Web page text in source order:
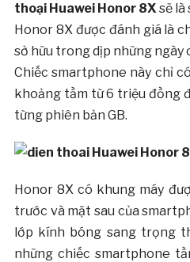
thoại Huawei Honor 8X sẽ là
Honor 8X được đánh giá là
sở hữu trong dịp những ngày
Chiếc smartphone này chỉ
khoảng tầm từ 6 triệu đồng
từng phiên bản GB.
Honor 8X có khung máy
trước và mặt sau của
lớp kính bóng sang trọng
những chiếc smartphone